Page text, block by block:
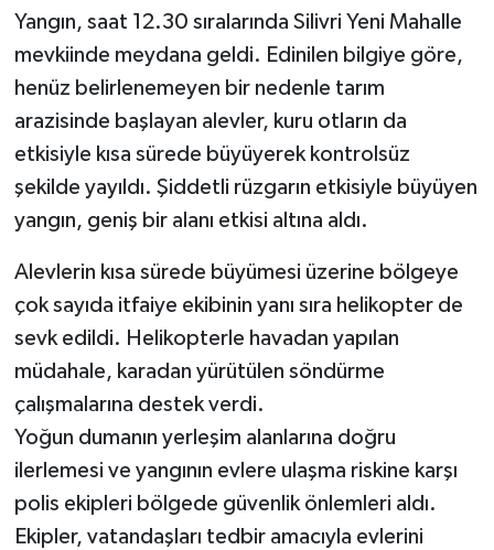
Yangın, saat 12.30 sıralarında Silivri Yeni Mahalle
mevkiinde meydana geldi. Edinilen bilgiye göre,
henüz belirlenemeyen bir nedenle tarım
arazisinde başlayan alevler, kuru otların da
etkisiyle kısa sürede büyüyerek kontrolsüz
şekilde yayıldı. Şiddetli rüzgarın etkisiyle büyüyen
yangın, geniş bir alanı etkisi altına aldı.
Alevlerin kısa sürede büyümesi üzerine bölgeye
çok sayıda itfaiye ekibinin yanı sıra helikopter de
sevk edildi. Helikopterle havadan yapılan
müdahale, karadan yürütülen söndürme
çalışmalarına destek verdi.
Yoğun dumanın yerleşim alanlarına doğru
ilerlemesi ve yangının evlere ulaşma riskine karşı
polis ekipleri bölgede güvenlik önlemleri aldı.
Ekipler, vatandaşları tedbir amacıyla evlerini